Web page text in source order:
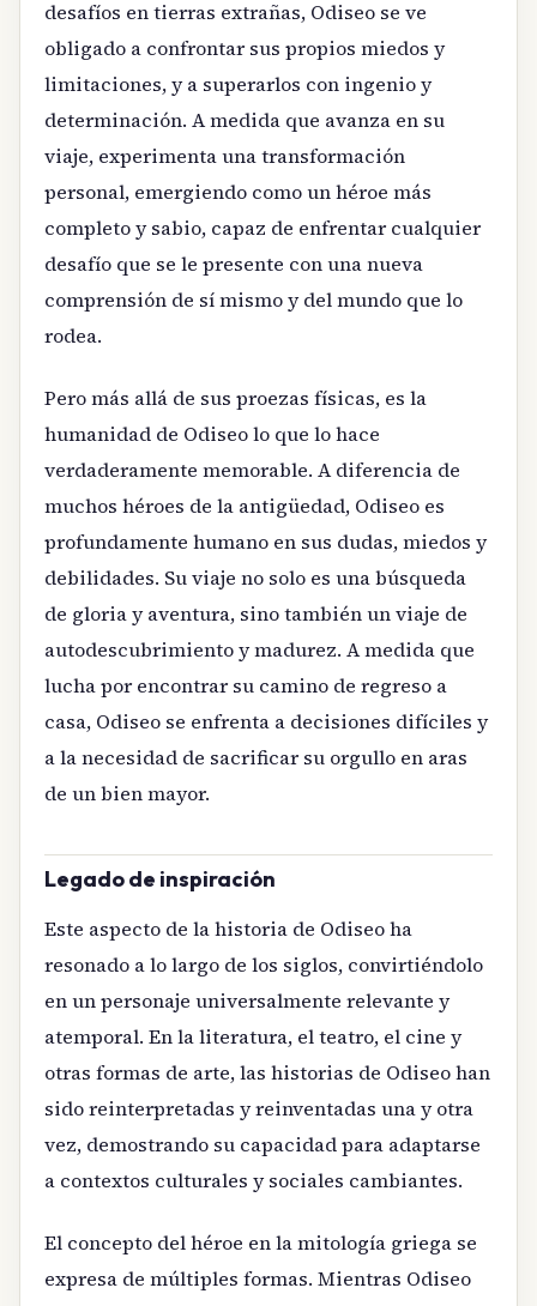
desafíos en tierras extrañas, Odiseo se ve
obligado a confrontar sus propios miedos y
limitaciones, y a superarlos con ingenio y
determinación. A medida que avanza en su
viaje, experimenta una transformación
personal, emergiendo como un héroe más
completo y sabio, capaz de enfrentar cualquier
desafío que se le presente con una nueva
comprensión de sí mismo y del mundo que lo
rodea.
Pero más allá de sus proezas físicas, es la
humanidad de Odiseo lo que lo hace
verdaderamente memorable. A diferencia de
muchos héroes de la antigüedad, Odiseo es
profundamente humano en sus dudas, miedos y
debilidades. Su viaje no solo es una búsqueda
de gloria y aventura, sino también un viaje de
autodescubrimiento y madurez. A medida que
lucha por encontrar su camino de regreso a
casa, Odiseo se enfrenta a decisiones difíciles y
a la necesidad de sacrificar su orgullo en aras
de un bien mayor.
Legado de inspiración
Este aspecto de la historia de Odiseo ha
resonado a lo largo de los siglos, convirtiéndolo
en un personaje universalmente relevante y
atemporal. En la literatura, el teatro, el cine y
otras formas de arte, las historias de Odiseo han
sido reinterpretadas y reinventadas una y otra
vez, demostrando su capacidad para adaptarse
a contextos culturales y sociales cambiantes.
El concepto del héroe en la mitología griega se
expresa de múltiples formas. Mientras Odiseo